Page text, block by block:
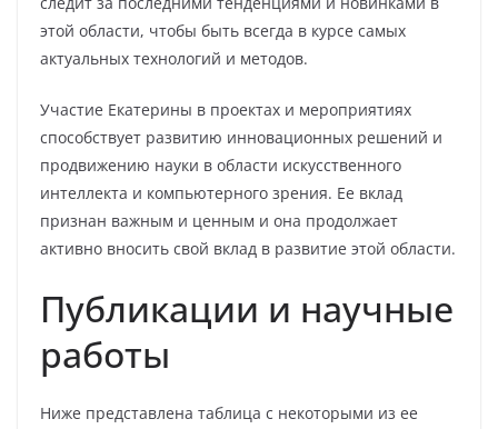
этой области, чтобы быть всегда в курсе самых
актуальных технологий и методов.
Участие Екатерины в проектах и мероприятиях
способствует развитию инновационных решений и
продвижению науки в области искусственного
интеллекта и компьютерного зрения. Ее вклад
признан важным и ценным и она продолжает
активно вносить свой вклад в развитие этой области.
Публикации и научные
работы
Ниже представлена таблица с некоторыми из ее